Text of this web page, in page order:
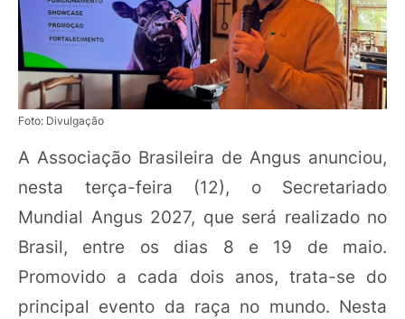
Foto: Divulgação
A Associação Brasileira de Angus anunciou,
nesta terça-feira (12), o Secretariado
Mundial Angus 2027, que será realizado no
Brasil, entre os dias 8 e 19 de maio.
Promovido a cada dois anos, trata-se do
principal evento da raça no mundo. Nesta